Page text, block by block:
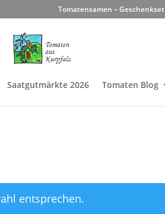
Tomatensamen – Geschenkset
Saatgutmärkte 2026 Tomaten Blog
entsprechen.